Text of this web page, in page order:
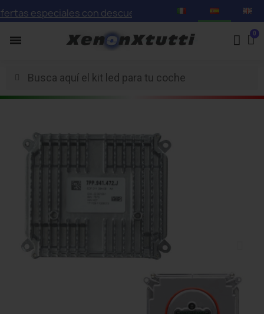
especiales con descuentos de hasta el 75%